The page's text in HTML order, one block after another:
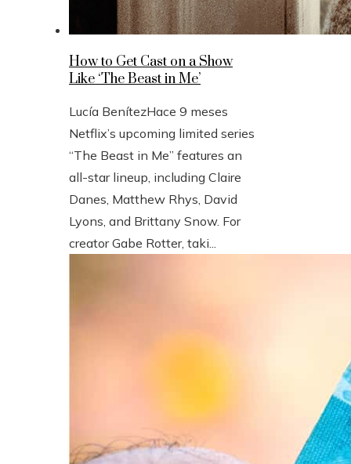
How to Get Cast on a Show
Like ‘The Beast in Me’
Lucía BenítezHace 9 meses
Netflix’s upcoming limited series
“The Beast in Me” features an
all-star lineup, including Claire
Danes, Matthew Rhys, David
Lyons, and Brittany Snow. For
creator Gabe Rotter, taki...